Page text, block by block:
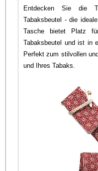
Entdecken Sie die
Tabaksbeutel - die
Tasche bietet Platz
Tabaksbeutel und ist in
Perfekt zum stilvollen
und Ihres Tabaks.